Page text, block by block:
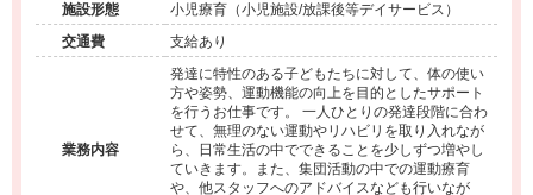
施設形態
小児療育（小児施設/放課後等デイサービス）
交通費
支給あり
業務内容
発達に特性のある子どもたちに対して、体の使い
方や姿勢、運動機能の向上を目的としたサポート
を行うお仕事です。 一人ひとりの発達段階に合わ
せて、無理のない運動やリハビリを取り入れなが
ら、日常生活の中でできることを少しずつ増やし
ていきます。また、集団活動の中での運動療育
や、他スタッフへのアドバイスなども行いなが